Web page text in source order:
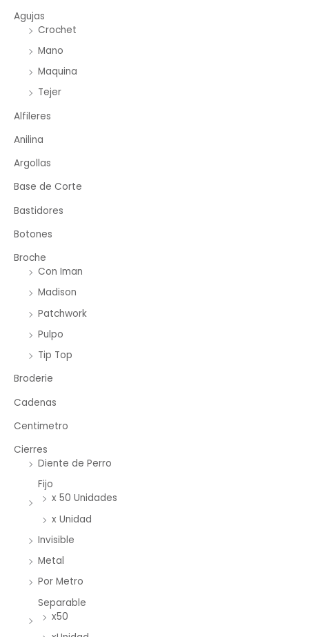
Agujas
Crochet
Mano
Maquina
Tejer
Alfileres
Anilina
Argollas
Base de Corte
Bastidores
Botones
Broche
Con Iman
Madison
Patchwork
Pulpo
Tip Top
Broderie
Cadenas
Centimetro
Cierres
Diente de Perro
Fijo
x 50 Unidades
x Unidad
Invisible
Metal
Por Metro
Separable
x50